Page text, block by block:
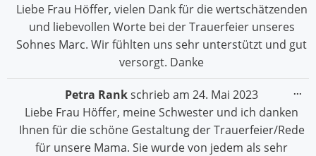
Liebe Frau Höffer, vielen Dank für die wertschätzenden
und liebevollen Worte bei der Trauerfeier unseres
Sohnes Marc. Wir fühlten uns sehr unterstützt und gut
versorgt. Danke
Petra Rankschrieb am 24. Mai 2023
Liebe Frau Höffer, meine Schwester und ich danken
Ihnen für die schöne Gestaltung der Trauerfeier/Rede
für unsere Mama. Sie wurde von jedem als sehr
...